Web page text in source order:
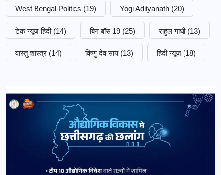
West Bengal Politics (19) Yogi Adityanath (20)
टेक न्यूज़ हिंदी (14) बिग बॉस 19 (25) राहुल गांधी (13)
वास्तु शास्त्र (14) विष्णु देव साय (13) हिंदी न्यूज़ (18)